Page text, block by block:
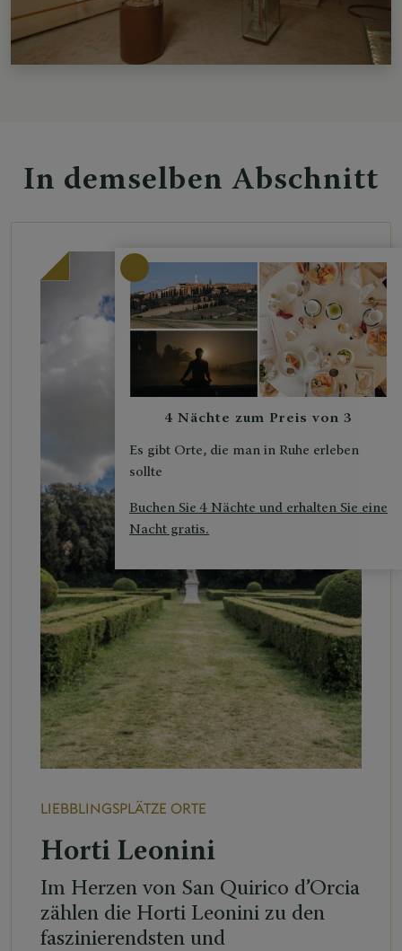
In demselben Abschnitt
LIEBBLINGSPLÄTZE ORTE
Horti Leonini
Im Herzen von San Quirico d’Orcia
zählen die Horti Leonini zu den
faszinierendsten und
4 Nächte zum Preis von 3
Es gibt Orte, die man in Ruhe erleben
sollte
Buchen Sie 4 Nächte und erhalten Sie eine
Nacht gratis.